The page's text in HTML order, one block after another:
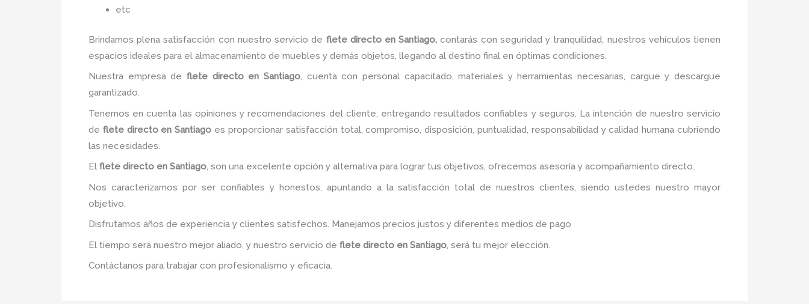
etc
Brindamos plena satisfacción con nuestro servicio de flete directo en Santiago,contarás con seguridad y tranquilidad, nuestros vehículos tienen
espacios ideales para el almacenamiento de muebles y demás objetos, llegando al destino final en óptimas condiciones.
Nuestra empresa de flete directo en Santiago, cuenta con personal capacitado, materiales y herramientas necesarias, cargue y descargue
garantizado.
Tenemos en cuenta las opiniones y recomendaciones del cliente, entregando resultados confiables y seguros. La intención de nuestro servicio
de flete directo en Santiago es proporcionar satisfacción total, compromiso, disposición, puntualidad, responsabilidad y calidad humana cubriendo
las necesidades.
El flete directo en Santiago, son una excelente opción y alternativa para lograr tus objetivos, ofrecemos asesoría y acompañamiento directo.
Nos caracterizamos por ser confiables y honestos, apuntando a la satisfacción total de nuestros clientes, siendo ustedes nuestro mayor
objetivo.
Disfrutamos años de experiencia y clientes satisfechos. Manejamos precios justos y diferentes medios de pago
El tiempo será nuestro mejor aliado, y nuestro servicio de flete directo en Santiago , será tu mejor elección.
Contáctanos para trabajar con profesionalismo y eficacia.